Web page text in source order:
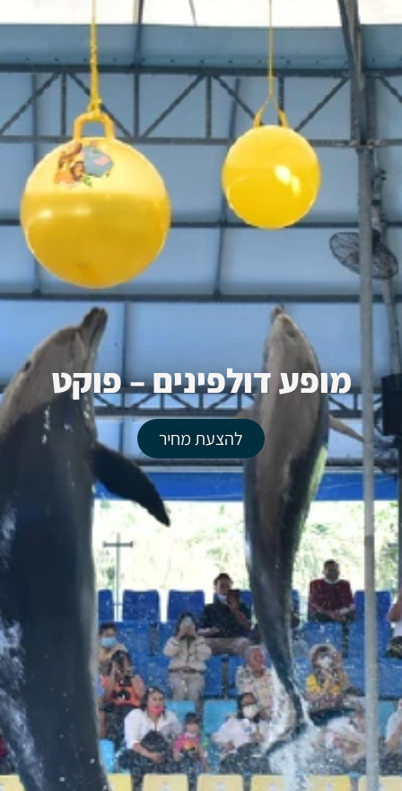
מופע דולפינים – פוקט
להצעת מחיר